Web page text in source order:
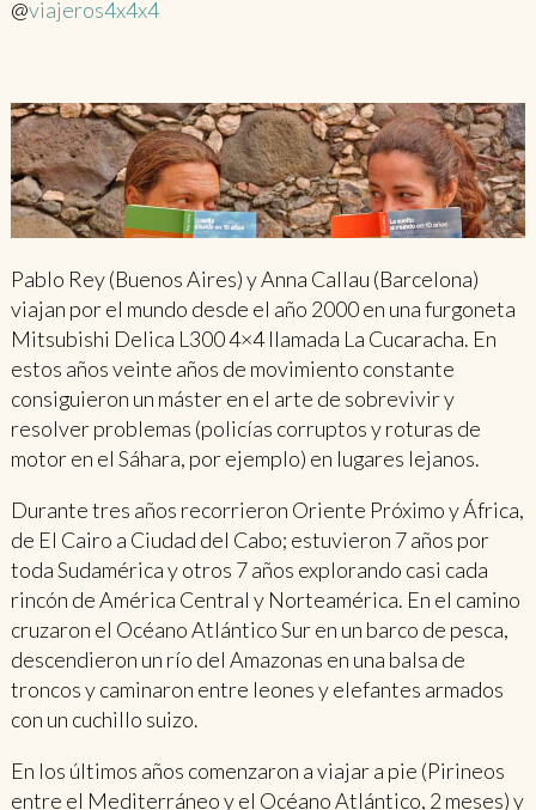
@viajeros4x4x4
Pablo Rey (Buenos Aires) y Anna Callau (Barcelona)
viajan por el mundo desde el año 2000 en una furgoneta
Mitsubishi Delica L300 4×4 llamada La Cucaracha. En
estos años veinte años de movimiento constante
consiguieron un máster en el arte de sobrevivir y
resolver problemas (policías corruptos y roturas de
motor en el Sáhara, por ejemplo) en lugares lejanos.
Durante tres años recorrieron Oriente Próximo y África,
de El Cairo a Ciudad del Cabo; estuvieron 7 años por
toda Sudamérica y otros 7 años explorando casi cada
rincón de América Central y Norteamérica. En el camino
cruzaron el Océano Atlántico Sur en un barco de pesca,
descendieron un río del Amazonas en una balsa de
troncos y caminaron entre leones y elefantes armados
con un cuchillo suizo.
En los últimos años comenzaron a viajar a pie (Pirineos
entre el Mediterráneo y el Océano Atlántico, 2 meses) y